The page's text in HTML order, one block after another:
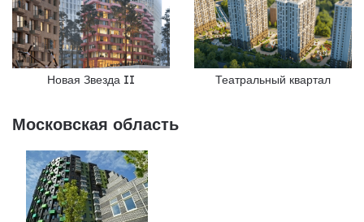
Новая Звезда II Театральный квартал
Московская область